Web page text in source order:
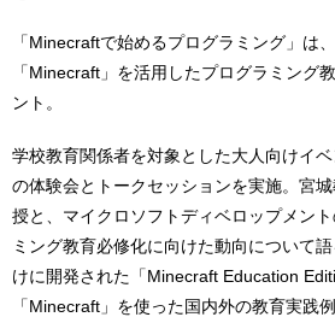
「Minecraftで始めるプログラミング」は
「Minecraft」を活用したプログラミング
ント。
学校教育関係者を対象とした大人向けイベ
の体験会とトークセッションを実施。宮
授と、マイクロソフトディベロップメン
ミング教育必修化に向けた動向について
けに開発された「Minecraft Education
「Minecraft」を使った国内外の教育実践